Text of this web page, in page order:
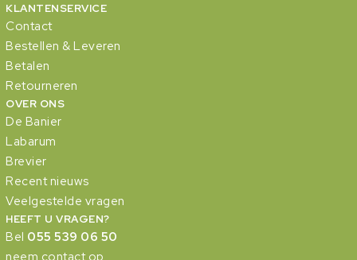
KLANTENSERVICE
Contact
Bestellen & Leveren
Betalen
Retourneren
OVER ONS
De Banier
Labarum
Brevier
Recent nieuws
Veelgestelde vragen
HEEFT U VRAGEN?
Bel 055 539 06 50
neem contact op